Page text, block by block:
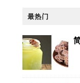
最热门